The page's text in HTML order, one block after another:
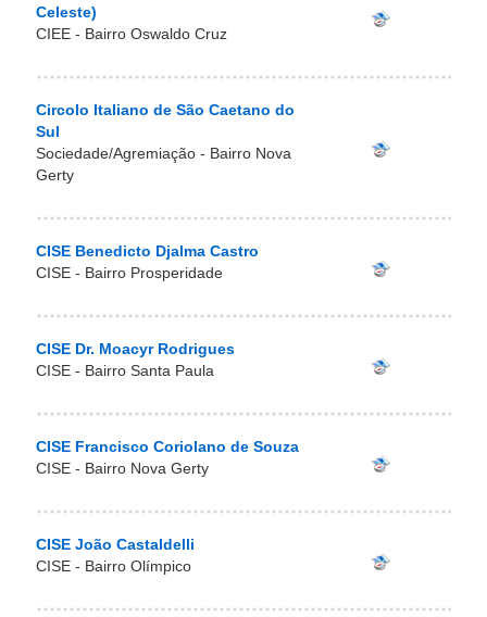
Celeste)
CIEE - Bairro Oswaldo Cruz
Circolo Italiano de São Caetano do
Sul
Sociedade/Agremiação - Bairro Nova
Gerty
CISE Benedicto Djalma Castro
CISE - Bairro Prosperidade
CISE Dr. Moacyr Rodrigues
CISE - Bairro Santa Paula
CISE Francisco Coriolano de Souza
CISE - Bairro Nova Gerty
CISE João Castaldelli
CISE - Bairro Olímpico